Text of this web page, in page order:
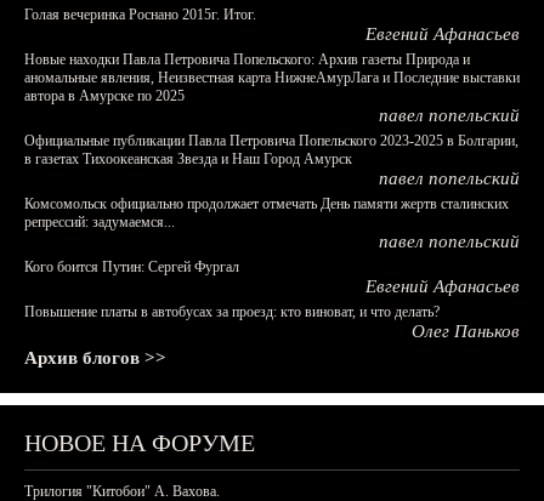
Голая вечеринка Роснано 2015г. Итог.
Евгений Афанасьев
Новые находки Павла Петровича Попельского: Архив газеты Природа и
аномальные явления, Неизвестная карта НижнеАмурЛага и Последние выставки
автора в Амурске по 2025
павел попельский
Официальные публикации Павла Петровича Попельского 2023-2025 в Болгарии,
в газетах Тихоокеанская Звезда и Наш Город Амурск
павел попельский
Комсомольск официально продолжает отмечать День памяти жертв сталинских
репрессий: задумаемся...
павел попельский
Кого боится Путин: Сергей Фургал
Евгений Афанасьев
Повышение платы в автобусах за проезд: кто виноват, и что делать?
Олег Паньков
Архив блогов >>
НОВОЕ НА ФОРУМЕ
Трилогия "Китобои" А. Вахова.